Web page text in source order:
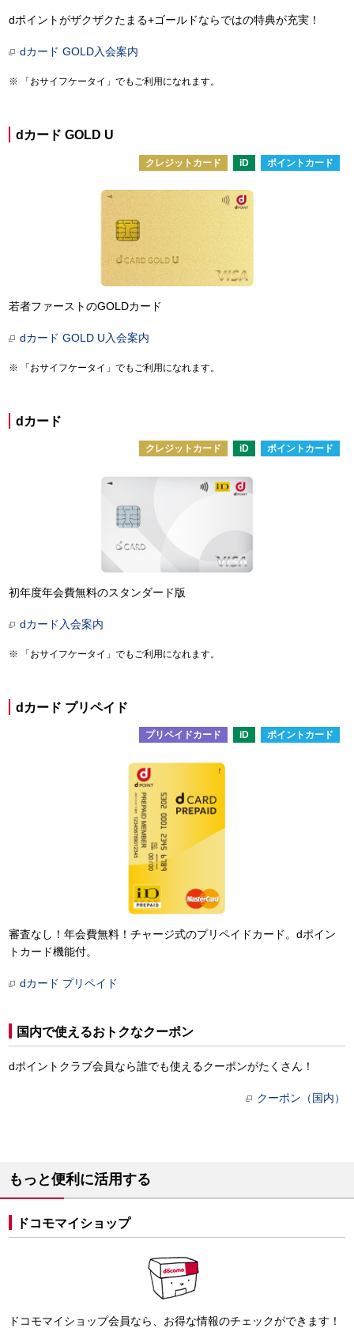
dポイントがザクザクたまる+ゴールドならではの特典が充実！
dカード GOLD入会案内
「おサイフケータイ」でもご利用になれます。
dカード GOLD U
クレジットカード iD ポイントカード
若者ファーストのGOLDカード
dカード GOLD U入会案内
「おサイフケータイ」でもご利用になれます。
dカード
クレジットカード iD ポイントカード
初年度年会費無料のスタンダード版
dカード入会案内
「おサイフケータイ」でもご利用になれます。
dカード プリペイド
プリペイドカード iD ポイントカード
審査なし！年会費無料！チャージ式のプリペイドカード。dポイン
トカード機能付。
dカード プリペイド
国内で使えるおトクなクーポン
dポイントクラブ会員なら誰でも使えるクーポンがたくさん！
クーポン（国内）
もっと便利に活用する
ドコモマイショップ
ドコモマイショップ会員なら、お得な情報のチェックができます！